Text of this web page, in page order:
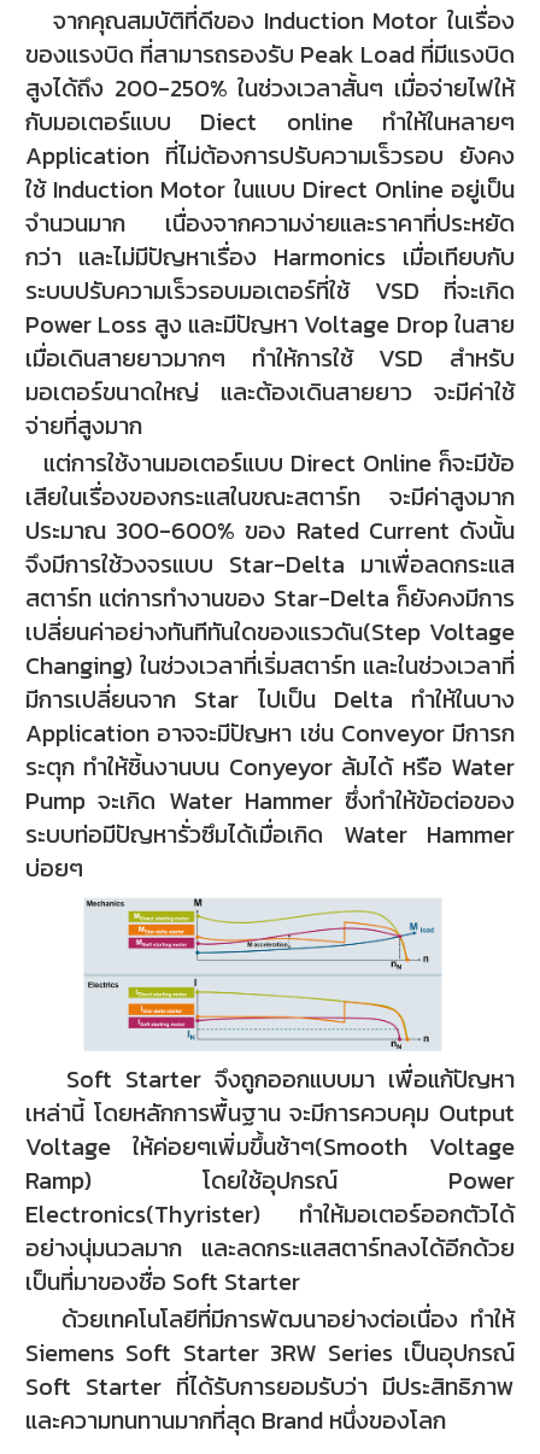
จากคุณสมบัติที่ดีของ Induction Motor ในเรื่อง
ของแรงบิด ที่สามารถรองรับ Peak Load ที่มีแรงบิด
สูงได้ถึง 200-250% ในช่วงเวลาสั้นๆ เมื่อจ่ายไฟให้
กับมอเตอร์แบบ Diect online ทำให้ในหลายๆ
Application ที่ไม่ต้องการปรับความเร็วรอบ ยังคง
ใช้ Induction Motor ในแบบ Direct Online อยู่เป็น
จำนวนมาก เนื่องจากความง่ายและราคาที่ประหยัด
กว่า และไม่มีปัญหาเรื่อง Harmonics เมื่อเทียบกับ
ระบบปรับความเร็วรอบมอเตอร์ที่ใช้ VSD ที่จะเกิด
Power Loss สูง และมีปัญหา Voltage Drop ในสาย
เมื่อเดินสายยาวมากๆ ทำให้การใช้ VSD สำหรับ
มอเตอร์ขนาดใหญ่ และต้องเดินสายยาว จะมีค่าใช้
จ่ายที่สูงมาก
แต่การใช้งานมอเตอร์แบบ Direct Online ก็จะมีข้อ
เสียในเรื่องของกระแสในขณะสตาร์ท จะมีค่าสูงมาก
ประมาณ 300-600% ของ Rated Current ดังนั้น
จึงมีการใช้วงจรแบบ Star-Delta มาเพื่อลดกระแส
สตาร์ท แต่การทำงานของ Star-Delta ก็ยังคงมีการ
เปลี่ยนค่าอย่างทันทีทันใดของแรวดัน(Step Voltage
Changing) ในช่วงเวลาที่เริ่มสตาร์ท และในช่วงเวลาที่
มีการเปลี่ยนจาก Star ไปเป็น Delta ทำให้ในบาง
Application อาจจะมีปัญหา เช่น Conveyor มีการก
ระตุก ทำให้ชิ้นงานบน Conyeyor ล้มได้ หรือ Water
Pump จะเกิด Water Hammer ซึ่งทำให้ข้อต่อของ
ระบบท่อมีปัญหารั่วซึมได้เมื่อเกิด Water Hammer
บ่อยๆ
Soft Starter จึงถูกออกแบบมา เพื่อแก้ปัญหา
เหล่านี้ โดยหลักการพื้นฐาน จะมีการควบคุม Output
Voltage ให้ค่อยๆเพิ่มขึ้นช้าๆ(Smooth Voltage
Ramp) โดยใช้อุปกรณ์ Power
Electronics(Thyrister) ทำให้มอเตอร์ออกตัวได้
อย่างนุ่มนวลมาก และลดกระแสสตาร์ทลงได้อีกด้วย
เป็นที่มาของชื่อ Soft Starter
ด้วยเทคโนโลยีที่มีการพัฒนาอย่างต่อเนื่อง ทำให้
Siemens Soft Starter 3RW Series เป็นอุปกรณ์
Soft Starter ที่ได้รับการยอมรับว่า มีประสิทธิภาพ
และความทนทานมากที่สุด Brand หนึ่งของโลก